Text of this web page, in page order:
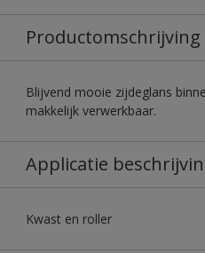
Productomschrijving
Blijvend mooie zijdeglans
makkelijk verwerkbaar.
Applicatie
Kwast en roller